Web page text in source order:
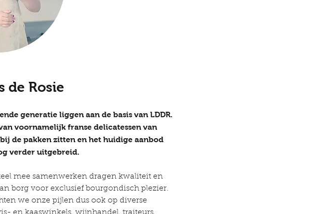
de Rosie
generatie liggen aan de basis van LDDR.
voornamelijk franse delicatessen van
de pakken zitten en het huidige aanbod
verder uitgebreid.
mee samenwerken dragen kwaliteit en
borg voor exclusief bourgondisch plezier.
we onze pijlen dus ook op diverse